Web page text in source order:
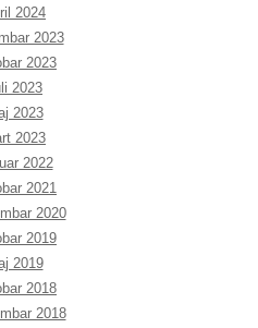
2024
2023
2023
2023
2023
2023
2022
2021
2020
2019
2019
2018
2018